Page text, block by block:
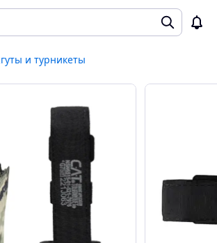
и турникеты